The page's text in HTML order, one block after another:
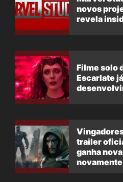
novos
revela
Filme solo
Escarlate
trailer
ganha
novamente